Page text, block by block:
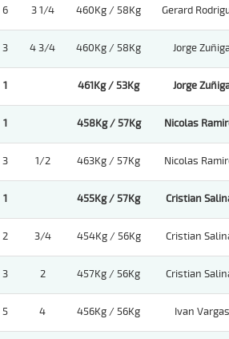
6 3 1/4 460Kg / 58Kg Gerard
3 4 3/4 460Kg / 58Kg Jorge
1 461Kg / 53Kg Jorge
1 458Kg / 57Kg Nicolas
3 1/2 463Kg / 57Kg Nicolas
1 455Kg / 57Kg Cristian
2 3/4 454Kg / 56Kg Cristian
3 2 457Kg / 56Kg Cristian
5 4 456Kg / 56Kg Ivan Vargas